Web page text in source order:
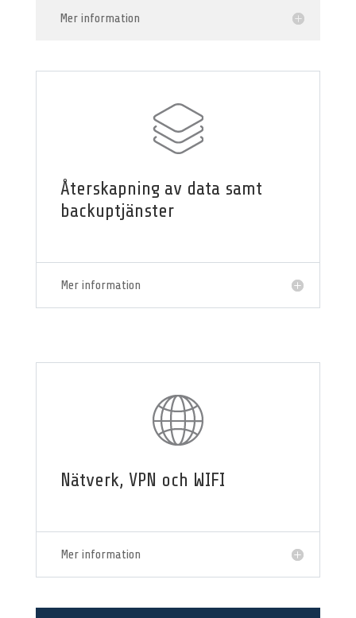
Mer information
Återskapning av data samt
backuptjänster
Mer information
Nätverk, VPN och WIFI
Mer information